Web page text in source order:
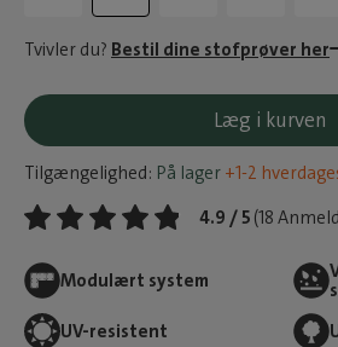
Tvivler du? Bestil dine stofprøver her
Læg i kurven
Tilgængelighed: På lager +1-2
4.9 / 5 (18
Modulært system
UV-resistent